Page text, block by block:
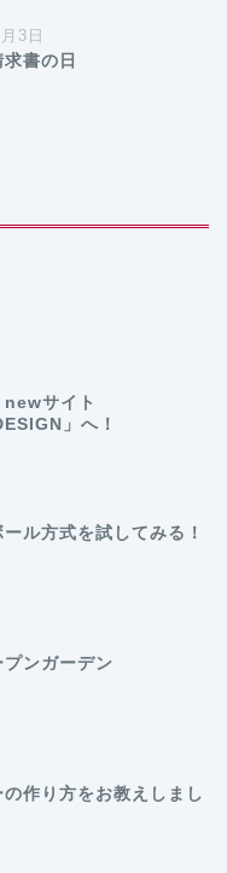
3日
書の日
newサイト
」へ！
ル方式を試してみる！
ンガーデン
作り方をお教えしまし